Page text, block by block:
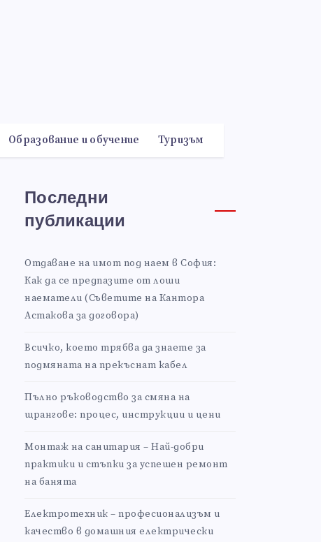
Образование и обучение Туризъм
Последни
публикации
Отдаване на имот под наем в София:
Как да се предпазите от лоши
наематели (Съветите на Кантора
Астакова за договора)
Всичко, което трябва да знаете за
подмяната на прекъснат кабел
Пълно ръководство за смяна на
щрангове: процес, инструкции и цени
Монтаж на санитария – Най-добри
практики и стъпки за успешен ремонт
на банята
Електротехник – професионализъм и
качество в домашния електрически